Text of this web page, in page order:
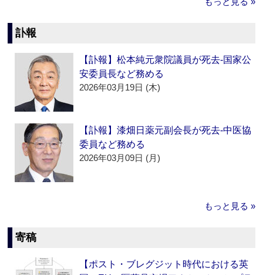
訃報
【訃報】松本純元衆院議員が死去‐国家公
安委員長など務める
2026年03月19日 (木)
【訃報】漆畑日薬元副会長が死去‐中医協
委員など務める
2026年03月09日 (月)
もっと見る »
寄稿
【ポスト・ブレグジット時代における英